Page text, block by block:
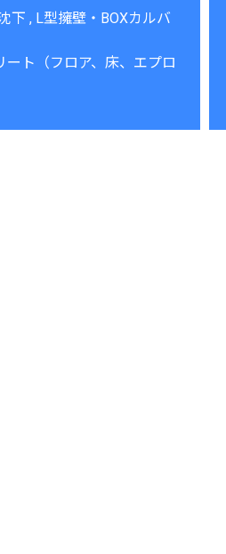
下 L型擁壁・BOXカルバ
ート（フロア、床、エプロ